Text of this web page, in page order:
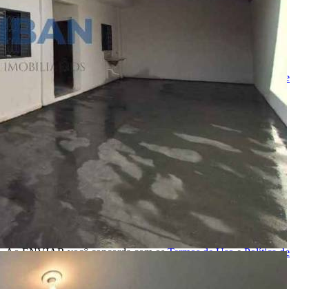
Telefone
Mensagem
Ao ENVIAR você concorda com osTermos de Uso
Política de
Privacidade
enviar mensagem
OU
converse pelowhatsapp
Ligamos para você
Nome
Telefone
Melhor horário para ligar
Ao ENVIAR você concorda com osTermos de UsoePolítica de
Privacidade